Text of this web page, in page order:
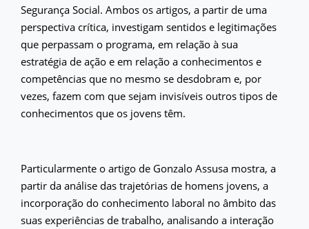
Segurança Social. Ambos os artigos, a partir de uma
perspectiva crítica, investigam sentidos e legitimações
que perpassam o programa, em relação à sua
estratégia de ação e em relação a conhecimentos e
competências que no mesmo se desdobram e, por
vezes, fazem com que sejam invisíveis outros tipos de
conhecimentos que os jovens têm.
Particularmente o artigo de Gonzalo Assusa mostra, a
partir da análise das trajetórias de homens jovens, a
incorporação do conhecimento laboral no âmbito das
suas experiências de trabalho, analisando a interação